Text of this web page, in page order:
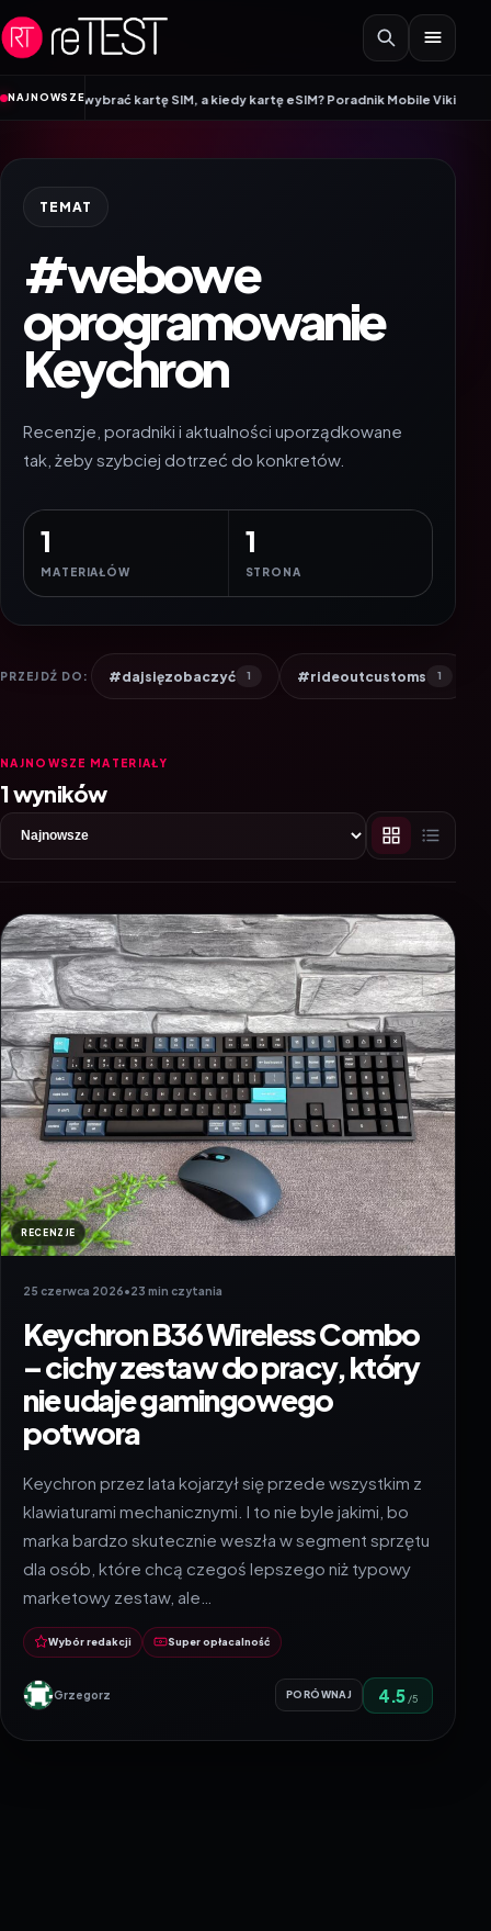
Przejdź do treści
NAJNOWSZE
wybrać kartę SIM, a kiedy kartę eSIM? Poradnik Mobile Vikings•
TEMAT
#webowe
oprogramowanie
Keychron
Recenzje, poradniki i aktualności uporządkowane
tak, żeby szybciej dotrzeć do konkretów.
1
MATERIAŁÓW
1
STRONA
PRZEJDŹ DO: #dajsięzobaczyć 1 #rideoutcustoms 1
NAJNOWSZE MATERIAŁY
1 wyników
RECENZJE
25 czerwca 2026•23 min czytania
Keychron B36 Wireless Combo
– cichy zestaw do pracy, który
nie udaje gamingowego
potwora
Keychron przez lata kojarzył się przede wszystkim z
klawiaturami mechanicznymi. I to nie byle jakimi, bo
marka bardzo skutecznie weszła w segment sprzętu
dla osób, które chcą czegoś lepszego niż typowy
marketowy zestaw, ale…
Wybór redakcji Super opłacalność
Grzegorz PORÓWNAJ 4.5 /5